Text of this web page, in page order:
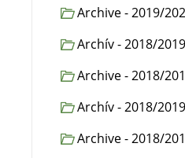
Archive - 2019/
Archív - 2018/
Archive - 2018/
Archív - 2018/
Archive - 2018/